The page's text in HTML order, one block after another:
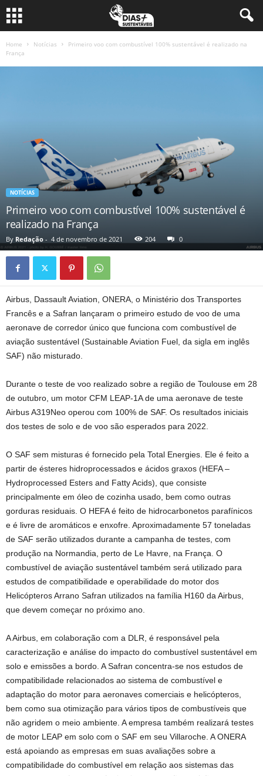
Home Notícias
Primeiro voo com combustível 100% sustentável é realizado na
França
NOTÍCIAS
Primeiro voo com combustível 100% sustentável é
realizado na França
By Redação - 4 de novembro de 2021 204 0
Airbus, Dassault Aviation, ONERA, o Ministério dos Transportes
Francês e a Safran lançaram o primeiro estudo de voo de uma
aeronave de corredor único que funciona com combustível de
aviação sustentável (Sustainable Aviation Fuel, da sigla em inglês
SAF) não misturado.
Durante o teste de voo realizado sobre a região de Toulouse em 28
de outubro, um motor CFM LEAP-1A de uma aeronave de teste
Airbus A319Neo operou com 100% de SAF. Os resultados iniciais
dos testes de solo e de voo são esperados para 2022.
O SAF sem misturas é fornecido pela Total Energies. Ele é feito a
partir de ésteres hidroprocessados e ácidos graxos (HEFA –
Hydroprocessed Esters and Fatty Acids), que consiste
principalmente em óleo de cozinha usado, bem como outras
gorduras residuais. O HEFA é feito de hidrocarbonetos parafínicos
e é livre de aromáticos e enxofre. Aproximadamente 57 toneladas
de SAF serão utilizados durante a campanha de testes, com
produção na Normandia, perto de Le Havre, na França. O
combustível de aviação sustentável também será utilizado para
estudos de compatibilidade e operabilidade do motor dos
Helicópteros Arrano Safran utilizados na família H160 da Airbus,
que devem começar no próximo ano.
A Airbus, em colaboração com a DLR, é responsável pela
caracterização e análise do impacto do combustível sustentável em
solo e emissões a bordo. A Safran concentra-se nos estudos de
compatibilidade relacionados ao sistema de combustível e
adaptação do motor para aeronaves comerciais e helicópteros,
bem como sua otimização para vários tipos de combustíveis que
não agridem o meio ambiente. A empresa também realizará testes
de motor LEAP em solo com o SAF em seu Villaroche. A ONERA
está apoiando as empresas em suas avaliações sobre a
compatibilidade do combustível em relação aos sistemas das